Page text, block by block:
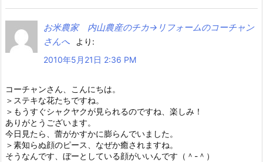
お米農家 内山農産のチカ→リフォームのコーチャン
さんへ
より:
2010年5月21日 2:36 PM
コーチャンさん、こんにちは。
＞ステキな花たちですね。
＞もうすぐシャクヤクが見られるのですね、楽しみ！
ありがとうございます。
今日見たら、蕾がかすかに膨らんでいました。
＞素知らぬ顔のピース、なぜか癒されますね。
そうなんです、ぼーとしている顔がいいんです（＾-＾）